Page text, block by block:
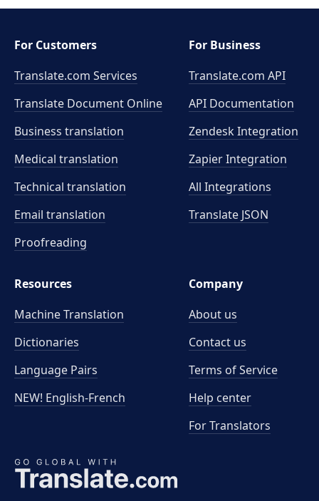
For Customers
Translate.com Services
Translate Document Online
Business translation
Medical translation
Technical translation
Email translation
Proofreading
For Business
Translate.com API
API Documentation
Zendesk Integration
Zapier Integration
All Integrations
Translate JSON
Resources
Machine Translation
Dictionaries
Language Pairs
NEW! English-French
Company
About us
Contact us
Terms of Service
Help center
For Translators